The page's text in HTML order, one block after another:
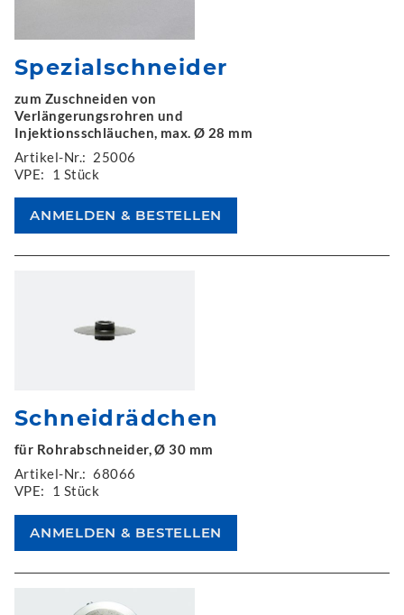
Spezialschneider
zum Zuschneiden von
Verlängerungsrohren und
Injektionsschläuchen, max. Ø 28 mm
Artikel-Nr.: 25006
VPE:
1 Stück
Schneidrädchen
für Rohrabschneider, Ø 30 mm
Artikel-Nr.: 68066
VPE:
1 Stück